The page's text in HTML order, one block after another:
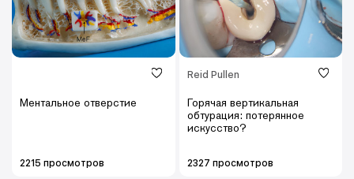
Ментальное отверстие
2215 просмотров
Reid Pullen
Горячая вертикальная
обтурация: потерянное
искусство?
2327 просмотров